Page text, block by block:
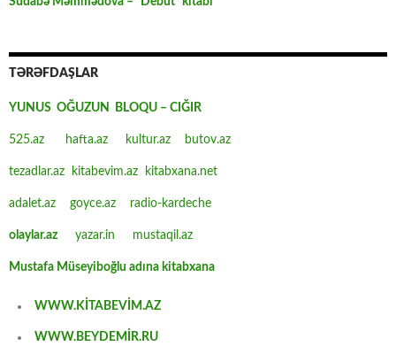
TƏRƏFDAŞLAR
YUNUS OĞUZUN BLOQU – CIĞIR
525.az hafta.az kultur.az butov.az
tezadlar.az kitabevim.az kitabxana.net
adalet.az goyce.az radio-kardeche
olaylar.az yazar.in mustaqil.az
Mustafa Müseyiboğlu adına kitabxana
WWW.KİTABEVİM.AZ
WWW.BEYDEMİR.RU